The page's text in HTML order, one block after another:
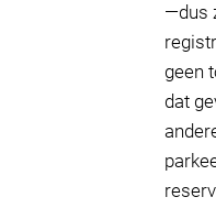
—dus
geen
dat